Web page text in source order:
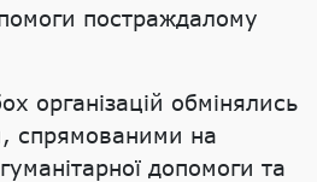
постраждалому
організацій обмінялись
спрямованими на
допомоги та